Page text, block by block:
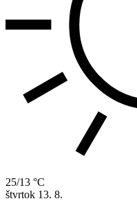
25/13 °C
štvrtok 13. 8.